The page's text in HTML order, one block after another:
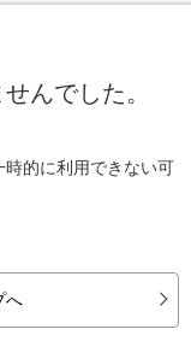
んでした。
的に利用できない可
へ